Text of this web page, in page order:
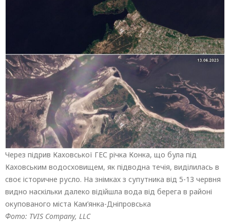
Через підрив Каховської ГЕС річка Конка, що була під
Каховським водосховищем, як підводна течія, виділилась в
своє історичне русло. На знімках з супутника від 5-13 червня
видно наскільки далеко відійшла вода від берега в районі
окупованого міста Кам’янка-Дніпровська
Фото: TVIS Company, LLC